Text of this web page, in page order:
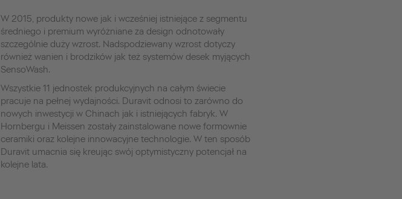
W 2015, produkty nowe jak i wcześniej istniejące z segmentu
średniego i premium wyróżniane za design odnotowały
szczególnie duży wzrost. Nadspodziewany wzrost dotyczy
również wanien i brodzików jak też systemów desek myjących
SensoWash.
Wszystkie 11 jednostek produkcyjnych na całym świecie
pracuje na pełnej wydajności. Duravit odnosi to zarówno do
nowych inwestycji w Chinach jak i istniejących fabryk. W
Hornbergu i Meissen zostały zainstalowane nowe formownie
ceramiki oraz kolejne innowacyjne technologie. W ten sposób
Duravit umacnia się kreując swój optymistyczny potencjał na
kolejne lata.